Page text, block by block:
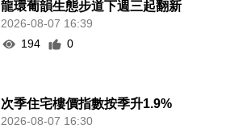
龍環葡韻生態步道下週三起翻新
2026-08-07 16:39
194
0
次季住宅樓價指數按季升1.9%
2026-08-07 16:30